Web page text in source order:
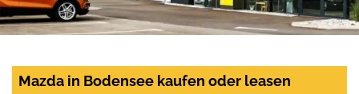
Mazda in Bodensee kaufen oder leasen